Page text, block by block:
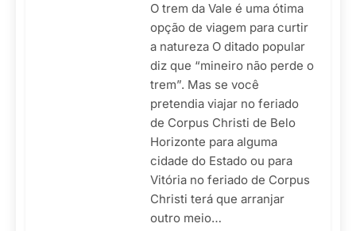
O trem da Vale é uma ótima
opção de viagem para curtir
a natureza O ditado popular
diz que “mineiro não perde o
trem”. Mas se você
pretendia viajar no feriado
de Corpus Christi de Belo
Horizonte para alguma
cidade do Estado ou para
Vitória no feriado de Corpus
Christi terá que arranjar
outro meio…